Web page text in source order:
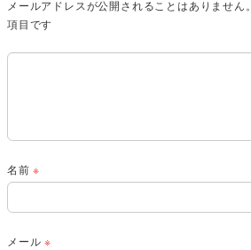
メールアドレスが公開されることはありません。
項目です
名前※
メール※